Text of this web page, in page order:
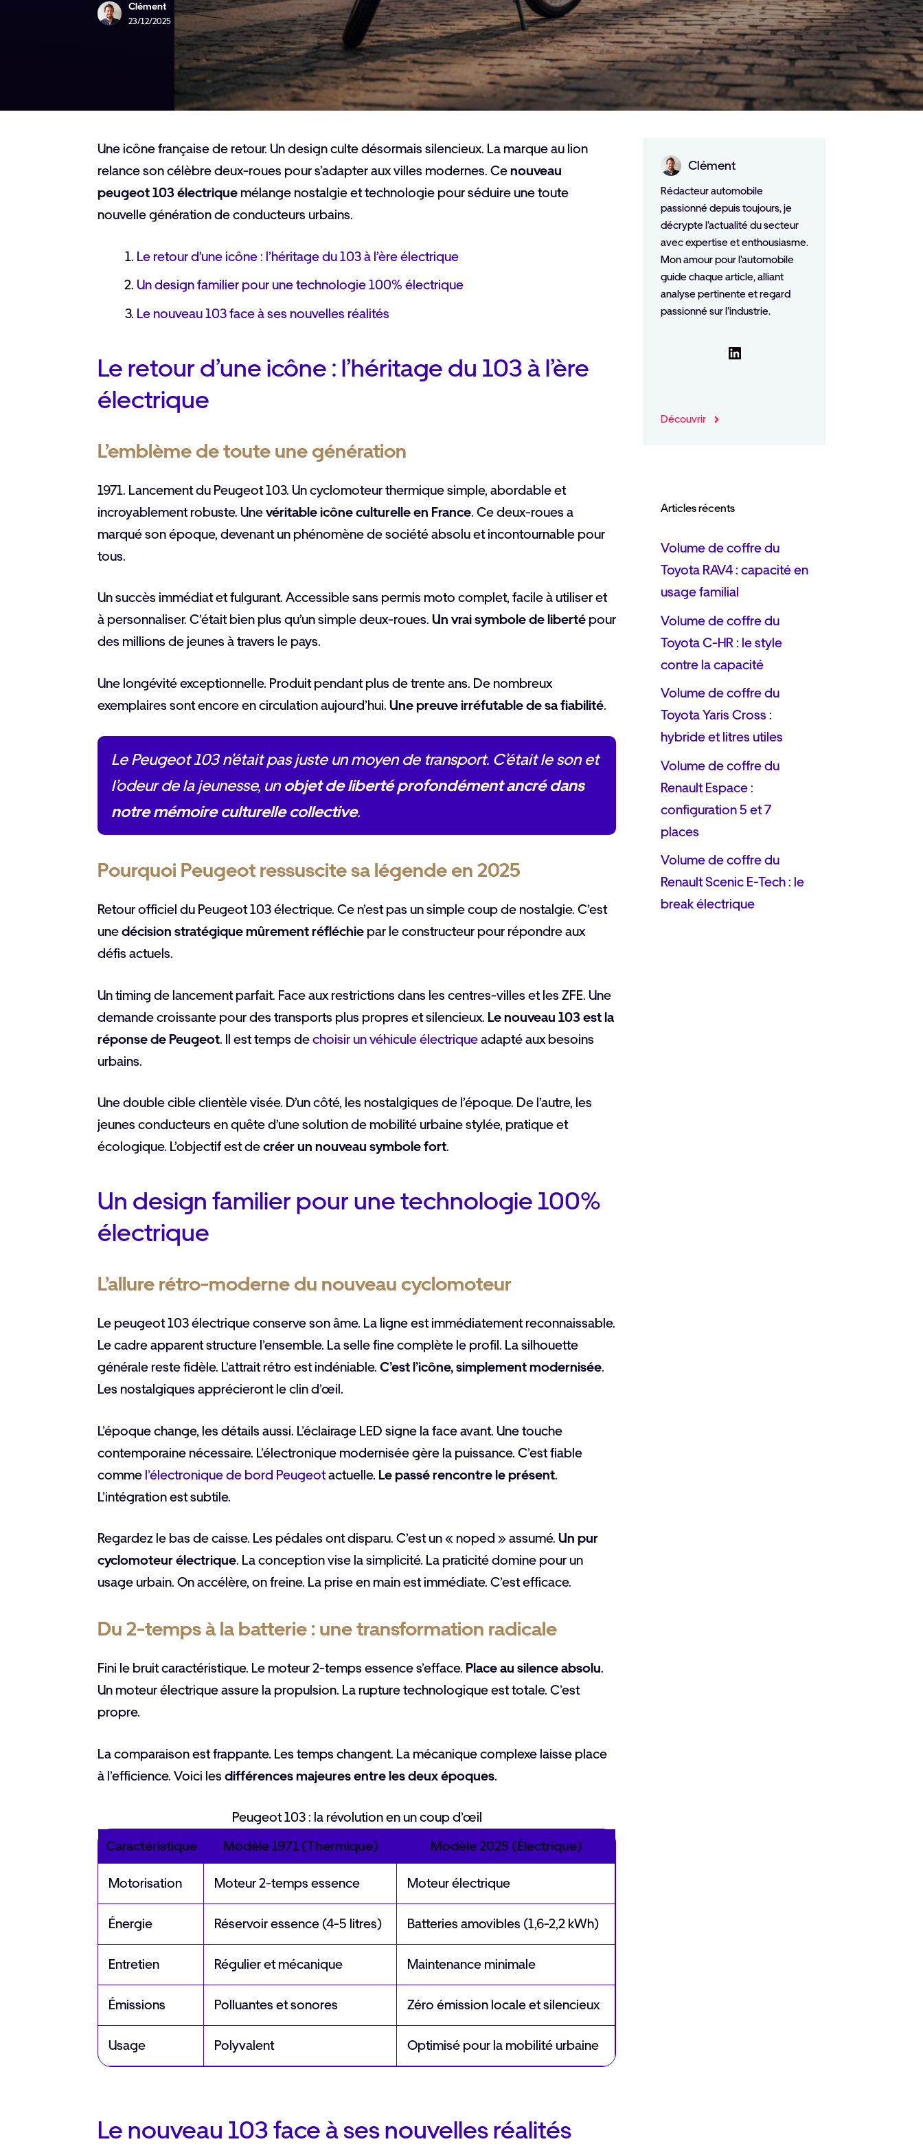
Clément
23/12/2025
Une icône française de retour. Un design culte désormais silencieux. La marque au lion
relance son célèbre deux-roues pour s’adapter aux villes modernes. Cenouveau
peugeot 103 électrique mélange nostalgie et technologie pour séduire une toute
nouvelle génération de conducteurs urbains.
Le retour d’une icône : l’héritage du 103 à l’ère électrique
Un design familier pour une technologie 100% électrique
Le nouveau 103 face à ses nouvelles réalités
Le retour d’une icône : l’héritage du 103 à l’ère
électrique
L’emblème de toute une génération
1971. Lancement du Peugeot 103. Un cyclomoteur thermique simple, abordable et
incroyablement robuste. Unevéritable icône culturelle en France. Ce deux-roues a
marqué son époque, devenant un phénomène de société absolu et incontournable pour
tous.
Un succès immédiat et fulgurant. Accessible sans permis moto complet, facile à utiliser et
à personnaliser. C’était bien plus qu’un simple deux-roues. Un vrai symbole de liberté pour
des millions de jeunes à travers le pays.
Une longévité exceptionnelle. Produit pendant plus de trente ans. De nombreux
exemplaires sont encore en circulation aujourd’hui. Une preuve irréfutable de sa fiabilité.
Le Peugeot 103 n’était pas juste un moyen de transport. C’était le son et
l’odeur de la jeunesse, unobjet de liberté profondément ancré dans
notre mémoire culturelle collective.
Pourquoi Peugeot ressuscite sa légende en 2025
Retour officiel du Peugeot 103 électrique. Ce n’est pas un simple coup de nostalgie. C’est
unedécision stratégique mûrement réfléchie par le constructeur pour répondre aux
défis actuels.
Un timing de lancement parfait. Face aux restrictions dans les centres-villes et les ZFE. Une
demande croissante pour des transports plus propres et silencieux. Le nouveau 103 est la
réponse de Peugeot. Il est temps dechoisir un véhicule électriqueadapté aux besoins
urbains.
Une double cible clientèle visée. D’un côté, les nostalgiques de l’époque. De l’autre, les
jeunes conducteurs en quête d’une solution de mobilité urbaine stylée, pratique et
écologique. L’objectif est decréer un nouveau symbole fort.
Un design familier pour une technologie 100%
électrique
L’allure rétro-moderne du nouveau cyclomoteur
Le peugeot 103 électrique conserve son âme. La ligne est immédiatement reconnaissable.
Le cadre apparent structure l’ensemble. La selle fine complète le profil. La silhouette
générale reste fidèle. L’attrait rétro est indéniable. C’est l’icône, simplement modernisée.
Les nostalgiques apprécieront le clin d’œil.
L’époque change, les détails aussi. L’éclairage LED signe la face avant. Une touche
contemporaine nécessaire. L’électronique modernisée gère la puissance. C’est fiable
comme l’électronique de bord Peugeotactuelle. Le passé rencontre le présent.
L’intégration est subtile.
Regardez le bas de caisse. Les pédales ont disparu. C’est un « noped » assumé. Un pur
cyclomoteur électrique. La conception vise la simplicité. La praticité domine pour un
usage urbain. On accélère, on freine. La prise en main est immédiate. C’est efficace.
Du 2-temps à la batterie : une transformation radicale
Fini le bruit caractéristique. Le moteur 2-temps essence s’efface. Place au silence absolu.
Un moteur électrique assure la propulsion. La rupture technologique est totale. C’est
propre.
La comparaison est frappante. Les temps changent. La mécanique complexe laisse place
à l’efficience. Voici les différences majeures entre les deux époques.
Peugeot 103 : la révolution en un coup d’œil
Caractéristique
Modèle 1971 (Thermique) Modèle 2025 (Électrique)
Motorisation Moteur 2-temps essence Moteur électrique
Énergie Réservoir essence (4-5 litres) Batteries amovibles (1,6-2,2 kWh)
Entretien Régulier et mécanique Maintenance minimale
Émissions Polluantes et sonores Zéro émission locale et silencieux
Usage Polyvalent Optimisé pour la mobilité urbaine
Le nouveau 103 face à ses nouvelles réalités
Clément
Rédacteur automobile
passionné depuis toujours, je
décrypte l'actualité du secteur
avec expertise et enthousiasme.
Mon amour pour l'automobile
guide chaque article, alliant
analyse pertinente et regard
passionné sur l'industrie.
LinkedIn
Découvrir
Articles récents
Volume de coffre du
Toyota RAV4 : capacité en
usage familial
Volume de coffre du
Toyota C-HR : le style
contre la capacité
Volume de coffre du
Toyota Yaris Cross :
hybride et litres utiles
Volume de coffre du
Renault Espace :
configuration 5 et 7
places
Volume de coffre du
Renault Scenic E-Tech : le
break électrique